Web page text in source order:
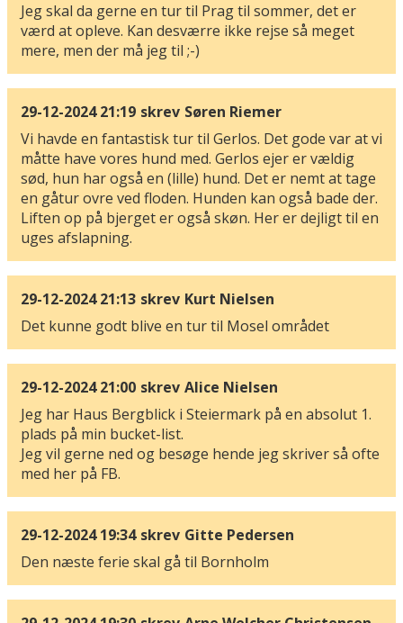
Jeg skal da gerne en tur til Prag til sommer, det er
værd at opleve. Kan desværre ikke rejse så meget
mere, men der må jeg til ;-)
29-12-2024 21:19 skrev Søren Riemer
Vi havde en fantastisk tur til Gerlos. Det gode var at vi
måtte have vores hund med. Gerlos ejer er vældig
sød, hun har også en (lille) hund. Det er nemt at tage
en gåtur ovre ved floden. Hunden kan også bade der.
Liften op på bjerget er også skøn. Her er dejligt til en
uges afslapning.
29-12-2024 21:13 skrev Kurt Nielsen
Det kunne godt blive en tur til Mosel området
29-12-2024 21:00 skrev Alice Nielsen
Jeg har Haus Bergblick i Steiermark på en absolut 1.
plads på min bucket-list.
Jeg vil gerne ned og besøge hende jeg skriver så ofte
med her på FB.
29-12-2024 19:34 skrev Gitte Pedersen
Den næste ferie skal gå til Bornholm